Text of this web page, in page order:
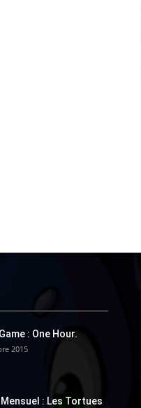
: One Hour.
2015
: Les Tortues